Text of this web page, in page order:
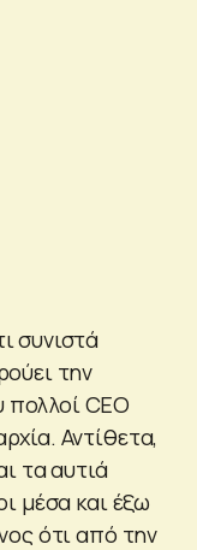
συνιστά
την
CEΟ
Αντίθετα,
τα αυτιά
μέσα και έξω
ότι από την